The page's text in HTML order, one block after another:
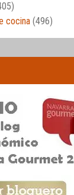
cocina (496)